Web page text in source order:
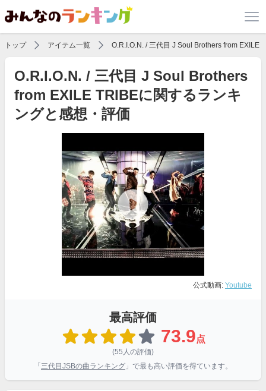
トップ アイテム一覧 O.R.I.O.N. / 三代目 J Soul Brothers from EXILE
O.R.I.O.N. / 三代目 J Soul Brothers
from EXILE TRIBEに関するランキ
ングと感想・評価
公式動画: Youtube
最高評価
73.9点
(55人の評価)
「 三代目JSBの曲ランキング 」で最も高い評価を得ています。